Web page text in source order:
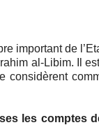
important de
al-Libim. Il
considèrent
les comptes